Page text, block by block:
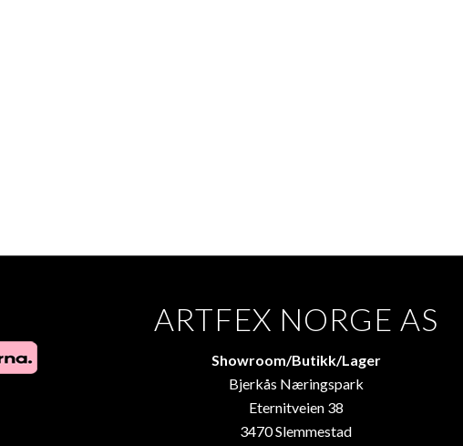
ARTFEX NORGE AS
Showroom/Butikk/Lager
Bjerkås Næringspark
Eternitveien 38
3470 Slemmestad